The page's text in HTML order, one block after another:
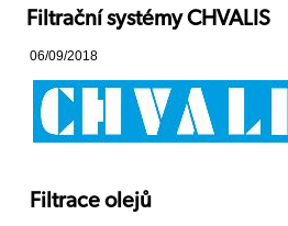
Filtrační systémy CHVALIS
06/09/2018
Filtrace olejů